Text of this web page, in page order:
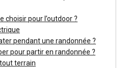
choisir pour l’outdoor ?
pendant une randonnée ?
pour partir en randonnée ?
terrain